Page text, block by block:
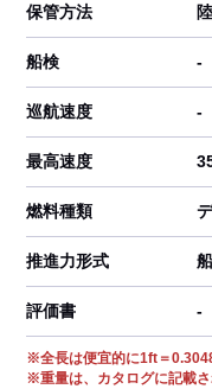
保管方法
船検 -
巡航速度 -
最高速度
燃料種類
推進力形式
評価書 -
※全長は便宜的に1ft＝
※重量は、カタログに記載